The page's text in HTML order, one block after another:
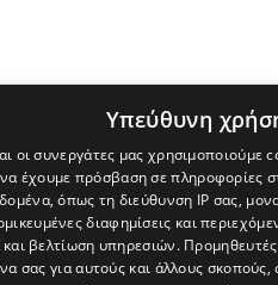
Υπεύθυνη
οι συνεργάτες μας χρησιμοποιούμε
να έχουμε πρόσβαση σε πληροφορίες
όπως τη διεύθυνση IP σας,
διαφημίσεις και
και βελτίωση υπηρεσιών.
σας για αυτούς και άλλους